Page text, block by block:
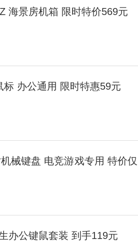
海景房机箱 限时特价569元
办公通用 限时特惠59元
械键盘 电竞游戏专用 特价仅
办公键鼠套装 到手119元